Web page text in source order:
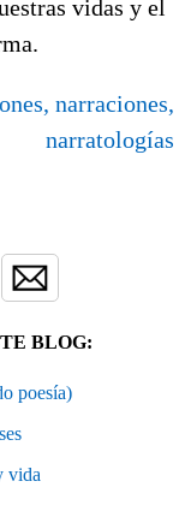
vidas y el
narraciones,
narratologías
BLOG:
poesía)
vida